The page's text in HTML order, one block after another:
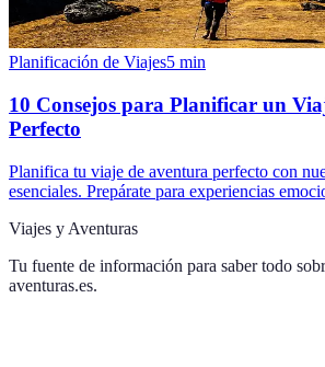
Planificación de Viajes5 min
10 Consejos para Planificar un
Perfecto
Planifica tu viaje de aventura perfecto con
esenciales. Prepárate para experiencias
Viajes y Aventuras
Tu fuente de información para saber todo
aventuras.es.